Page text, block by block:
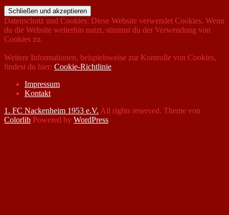
Datenschutz und Cookies: Diese Website verwendet Cookies. Wenn
du die Website weiterhin nutzt, stimmst du der Verwendung von
Cookies zu.
Weitere Informationen, beispielsweise zur Kontrolle von Cookies,
findest du hier: Cookie-Richtlinie
Impressum
Kontakt
1. FC Nackenheim 1953 e.V. All rights reserved. Theme von
Colorlib Powered by WordPress